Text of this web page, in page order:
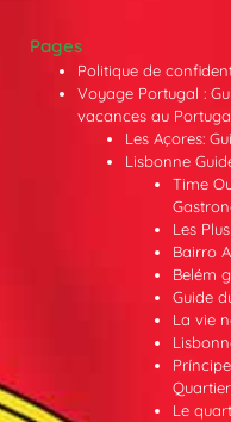
Pages
Politique de
Voyage Portugal :
vacances au
Les Açores:
Lisbonne
Time
Les
Bairro
Belém
Guide
La vie
Le